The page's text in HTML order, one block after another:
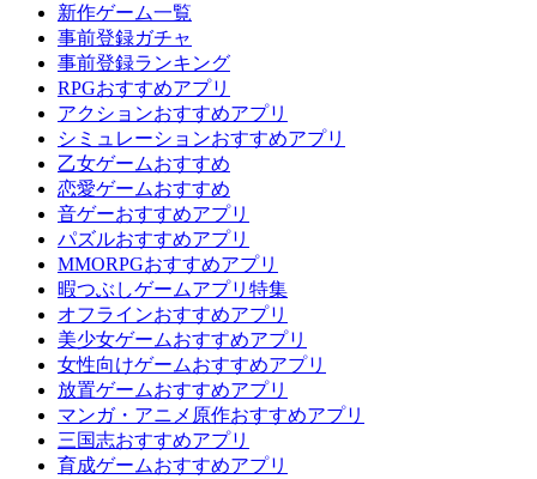
新作ゲーム一覧
事前登録ガチャ
事前登録ランキング
RPGおすすめアプリ
アクションおすすめアプリ
シミュレーションおすすめアプリ
乙女ゲームおすすめ
恋愛ゲームおすすめ
音ゲーおすすめアプリ
パズルおすすめアプリ
MMORPGおすすめアプリ
暇つぶしゲームアプリ特集
オフラインおすすめアプリ
美少女ゲームおすすめアプリ
女性向けゲームおすすめアプリ
放置ゲームおすすめアプリ
マンガ・アニメ原作おすすめアプリ
三国志おすすめアプリ
育成ゲームおすすめアプリ